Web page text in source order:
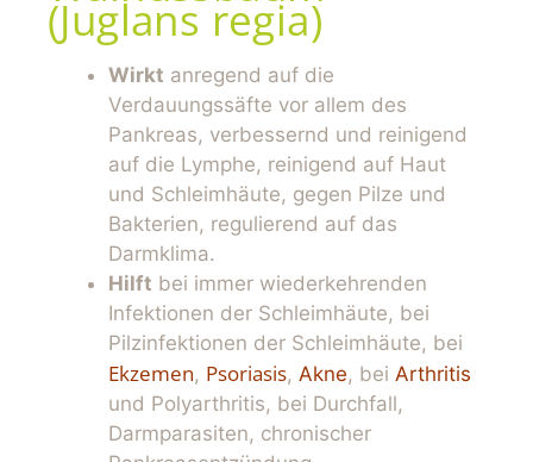
(Juglans regia)
Wirkt anregend auf die
Verdauungssäfte vor allem des
Pankreas, verbessernd und reinigend
auf die Lymphe, reinigend auf Haut
und Schleimhäute, gegen Pilze und
Bakterien, regulierend auf das
Darmklima.
Hilft bei immer wiederkehrenden
Infektionen der Schleimhäute, bei
Pilzinfektionen der Schleimhäute, bei
Ekzemen, Psoriasis, Akne, bei Arthritis
und Polyarthritis, bei Durchfall,
Darmparasiten, chronischer